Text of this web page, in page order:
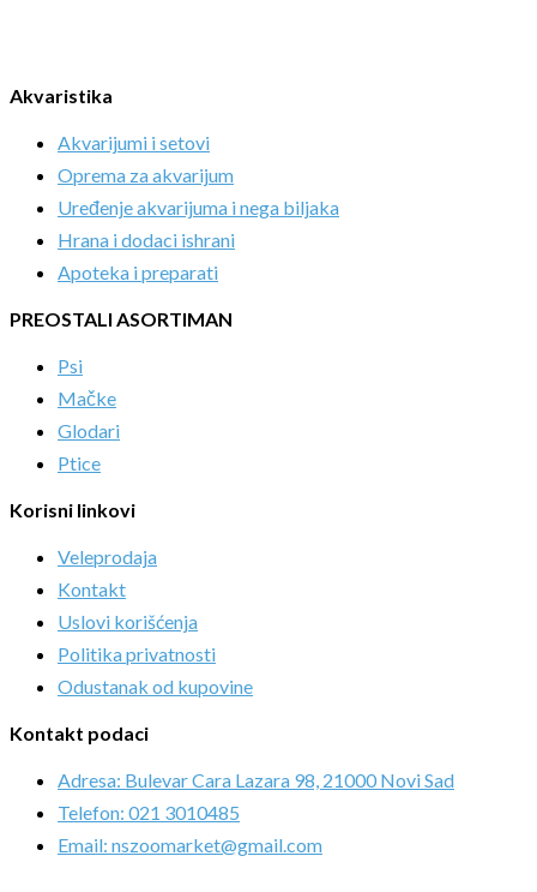
Akvaristika
Akvarijumi i setovi
Oprema za akvarijum
Uređenje akvarijuma i nega biljaka
Hrana i dodaci ishrani
Apoteka i preparati
PREOSTALI ASORTIMAN
Psi
Mačke
Glodari
Ptice
Korisni linkovi
Veleprodaja
Kontakt
Uslovi korišćenja
Politika privatnosti
Odustanak od kupovine
Kontakt podaci
Adresa: Bulevar Cara Lazara 98, 21000 Novi Sad
Telefon: 021 3010485
Email: nszoomarket@gmail.com